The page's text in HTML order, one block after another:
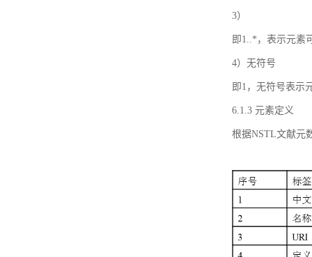
3）
即1..*，表示元素
4）无符号
即1，无符号表示
6.1.3 元素定义
根据NSTL文献元